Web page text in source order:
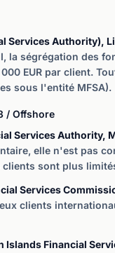
Services Authority),
la ségrégation des
EUR par client.
sous l'entité MFSA).
/ Offshore
Services Authority,
elle n'est pas
sont plus
Services
clients
Islands Financial